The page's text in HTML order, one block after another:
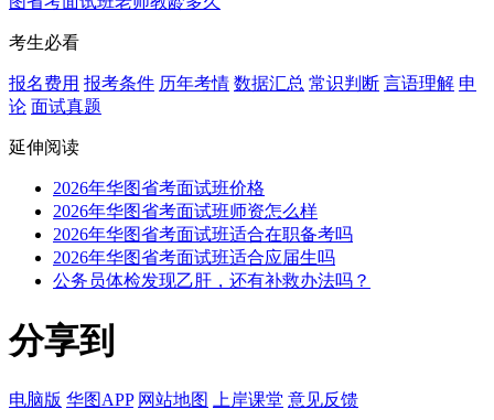
考生必看
报名费用 报考条件 历年考情 数据汇总 常识判断 言语理解 申
论 面试真题
延伸阅读
2026年华图省考面试班价格
2026年华图省考面试班师资怎么样
2026年华图省考面试班适合在职备考吗
2026年华图省考面试班适合应届生吗
公务员体检发现乙肝，还有补救办法吗？
分享到
电脑版 华图APP 网站地图 上岸课堂 意见反馈